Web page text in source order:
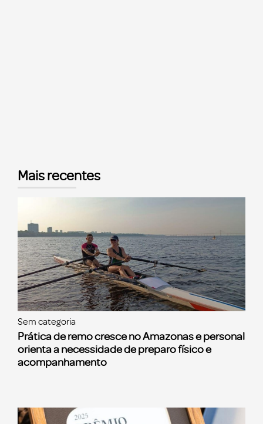
Mais recentes
Sem categoria
Prática de remo cresce no Amazonas e personal
orienta a necessidade de preparo físico e
acompanhamento